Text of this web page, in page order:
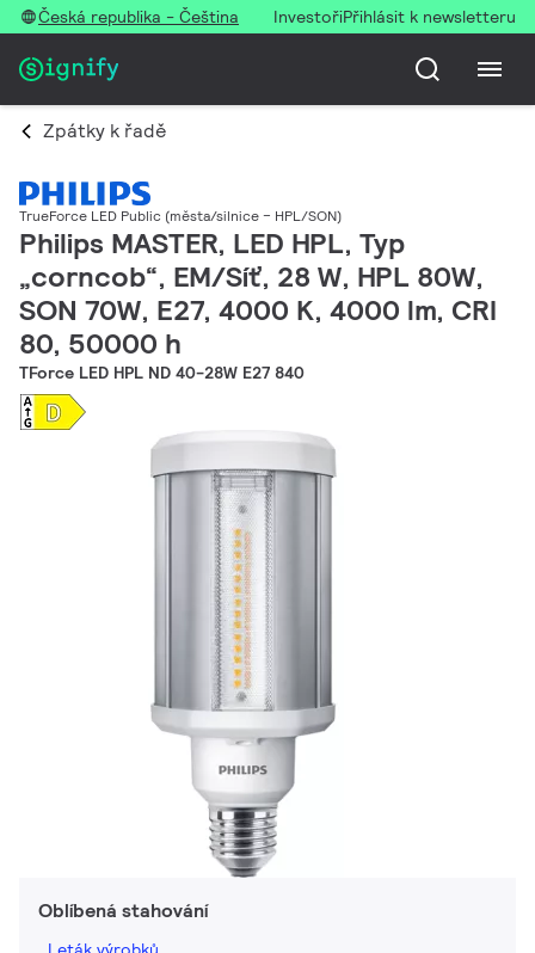
Česká republika - Čeština InvestořiPřihlásit k newsletteru
Zpátky k řadě
TrueForce LED Public (města/silnice – HPL/SON)
Philips MASTER, LED HPL, Typ
„corncob“, EM/Síť, 28 W, HPL 80W,
SON 70W, E27, 4000 K, 4000 lm, CRI
80, 50000 h
TForce LED HPL ND 40-28W E27 840
Oblíbená stahování